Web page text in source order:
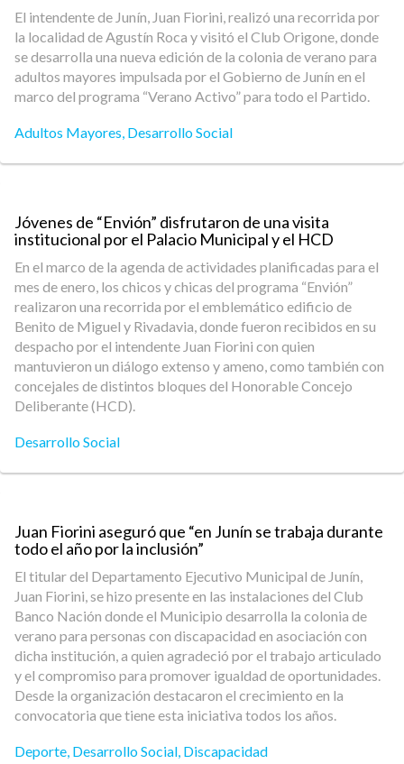
El intendente de Junín, Juan Fiorini, realizó una recorrida por
la localidad de Agustín Roca y visitó el Club Origone, donde
se desarrolla una nueva edición de la colonia de verano para
adultos mayores impulsada por el Gobierno de Junín en el
marco del programa “Verano Activo” para todo el Partido.
Adultos Mayores, Desarrollo Social
Jóvenes de “Envión” disfrutaron de una visita
institucional por el Palacio Municipal y el HCD
En el marco de la agenda de actividades planificadas para el
mes de enero, los chicos y chicas del programa “Envión”
realizaron una recorrida por el emblemático edificio de
Benito de Miguel y Rivadavia, donde fueron recibidos en su
despacho por el intendente Juan Fiorini con quien
mantuvieron un diálogo extenso y ameno, como también con
concejales de distintos bloques del Honorable Concejo
Deliberante (HCD).
Desarrollo Social
Juan Fiorini aseguró que “en Junín se trabaja durante
todo el año por la inclusión”
El titular del Departamento Ejecutivo Municipal de Junín,
Juan Fiorini, se hizo presente en las instalaciones del Club
Banco Nación donde el Municipio desarrolla la colonia de
verano para personas con discapacidad en asociación con
dicha institución, a quien agradeció por el trabajo articulado
y el compromiso para promover igualdad de oportunidades.
Desde la organización destacaron el crecimiento en la
convocatoria que tiene esta iniciativa todos los años.
Deporte, Desarrollo Social, Discapacidad